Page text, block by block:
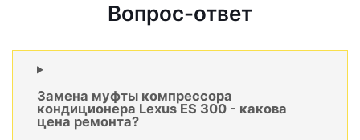
Вопрос-ответ
Замена муфты компрессора
кондиционера Lexus ES 300 - какова
цена ремонта?